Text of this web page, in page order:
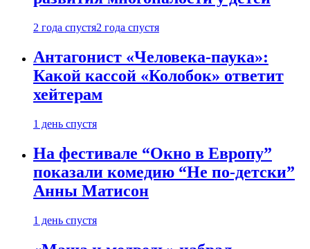
2 года спустя2 года спустя
Антагонист «Человека-паука»:
Какой кассой «Колобок» ответит
хейтерам
1 день спустя
На фестивале “Окно в Европу”
показали комедию “Не по-детски”
Анны Матисон
1 день спустя